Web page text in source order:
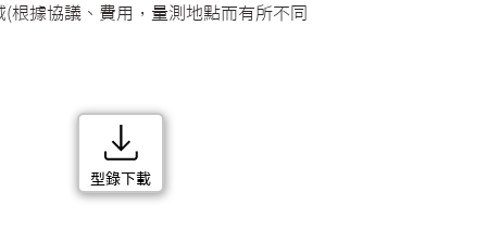
(根據協議、費用，量測地點而有所不同
型錄下載